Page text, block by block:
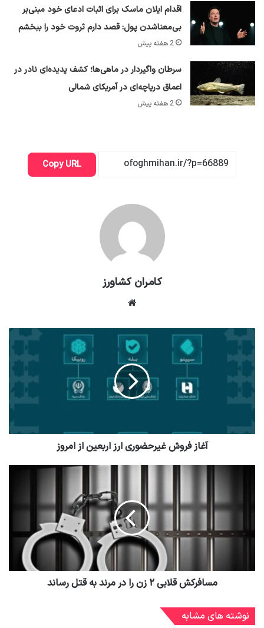
اقدام ایلان ماسک برای اثبات ادعای خود مبنی‌بر
بی‌معناشدن پول: قصد دارم ثروت خود را ببخشم
2 هفته پیش
سرطان واگیردار در ماهی‌ها؛ کشف پدیده‌ای نادر در
اعماق دریاچه‌ای در آمریکای شمالی
2 هفته پیش
Copy URL
کامران کشاورز
آغاز فروش غیرحضوری ارز اربعین از امروز
مسافرکش قلابی ۲ زن را در مرند به قتل رساند
نوشته های مشابه